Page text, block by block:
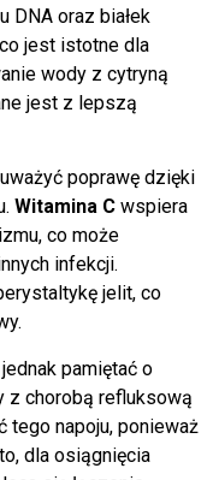
DNA oraz białek
jest istotne dla
wody z cytryną
jest z lepszą
poprawę dzięki
Witamina C wspiera
co może
infekcji.
jelit, co
pamiętać o
z chorobą refluksową
tego napoju, ponieważ
dla osiągnięcia